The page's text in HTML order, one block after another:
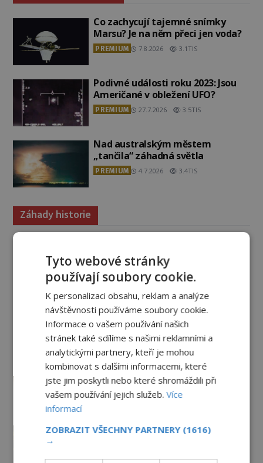
Co zachycují tajemné snímky
Marsu? Je na něm přeci jen voda?
PREMIUM 7.8.2026 3.1TIS
Podivné události roku 2023: Jsou
Američané v obležení UFO?
PREMIUM 27.7.2026 3.5TIS
Nad australským městem
„tančila“ záhadná světla
PREMIUM 4.7.2026 3.4TIS
Záhady historie
sloup už 1 600 let nezná rez?
Zrod legend o válečné lsti:
Opravdu na zmatení nepřítele
vypouštěli vypasené králíky?
3.8.2026 3.4TIS
Mapa Piriho Reise: Zakázané
vědění starověku, nebo jen
geniální práce osmanského
admirála?
Kamenní giganti z Baalbeku: Jak
Tyto webové stránky
používají soubory cookie.
K personalizaci obsahu, reklam a analýze
návštěvnosti používáme soubory cookie.
Informace o vašem používání našich
stránek také sdílíme s našimi reklamními a
analytickými partnery, kteří je mohou
kombinovat s dalšími informacemi, které
jste jim poskytli nebo které shromáždili při
vašem používání jejich služeb.Více
informací
ZOBRAZIT VŠECHNY PARTNERY (1616)
→